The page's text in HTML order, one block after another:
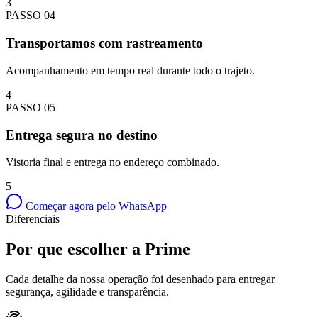
3
PASSO 04
Transportamos com rastreamento
Acompanhamento em tempo real durante todo o trajeto.
4
PASSO 05
Entrega segura no destino
Vistoria final e entrega no endereço combinado.
5
Começar agora pelo WhatsApp
Diferenciais
Por que escolher a Prime
Cada detalhe da nossa operação foi desenhado para entregar
segurança, agilidade e transparência.